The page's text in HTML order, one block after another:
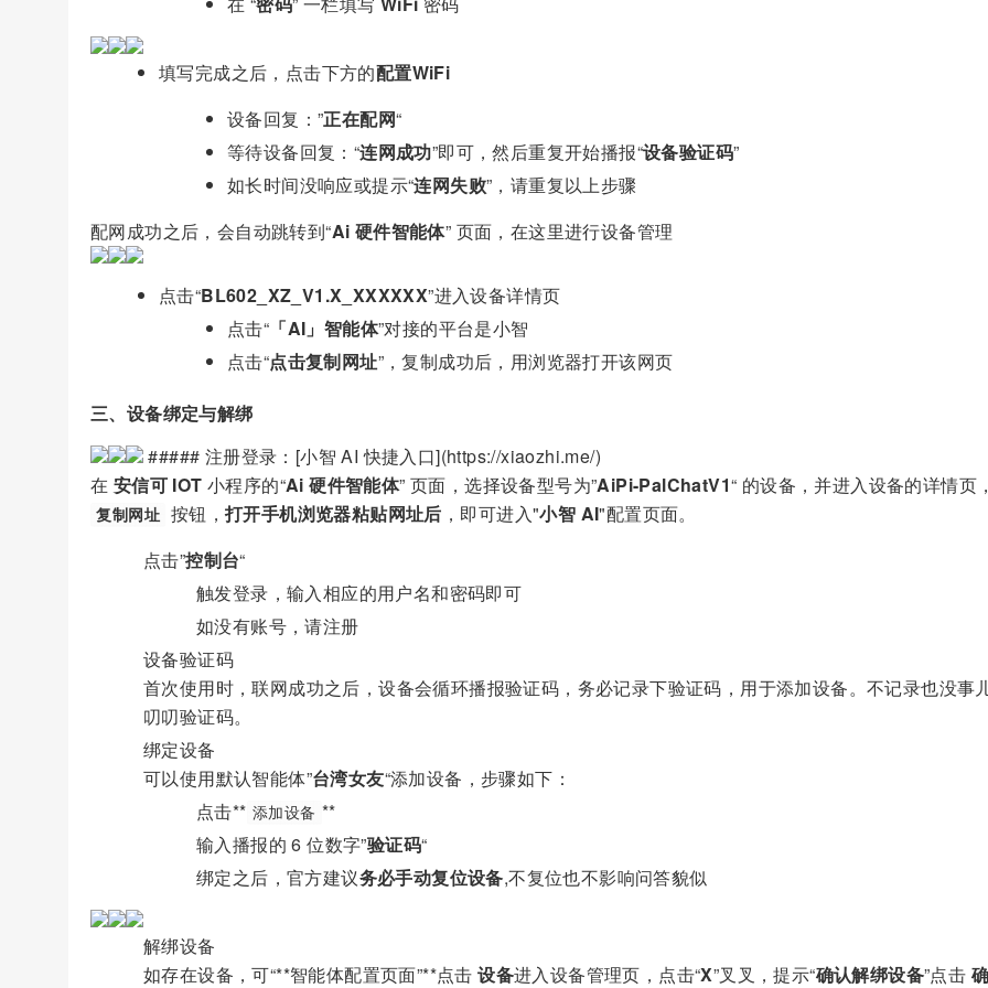
填写完成之后，点击下方的配置WiFi
设备回复：”正在配网“
等待设备回复：“连网成功”即可，然后重复开始播报“设备验证码”
如长时间没响应或提示“连网失败”，请重复以上步骤
配网成功之后，会自动跳转到“Ai 硬件智能体” 页面，在这里进行设备管理
点击“BL602_XZ_V1.X_XXXXXX”进入设备详情页
点击“ 「AI」智能体”对接的平台是小智
点击“点击复制网址”，复制成功后，用浏览器打开该网页
三、设备绑定与解绑
##### 注册登录：[小智 AI 快捷入口](https://xiaozhi.me/)
在 安信可 IOT 小程序的“Ai 硬件智能体” 页面，选择设备型号为”AiPi-PalChatV1“ 的设备，并进入设备的详情页
复制网址 按钮，打开手机浏览器粘贴网址后 ，即可进入"小智 AI"配置页面。
点击”控制台“
触发登录，输入相应的用户名和密码即可
如没有账号，请注册
设备验证码
首次使用时，联网成功之后，设备会循环播报验证码，务必记录下验证码，用于添加设备。不记录也没事
叨叨验证码。
绑定设备
可以使用默认智能体”台湾女友“添加设备，步骤如下：
点击** 添加设备 **
输入播报的 6 位数字”验证码“
绑定之后，官方建议务必手动复位设备,不复位也不影响问答貌似
解绑设备
如存在设备，可“**智能体配置页面”**点击设备进入设备管理页，点击“X”叉叉，提示“确认解绑设备”点击